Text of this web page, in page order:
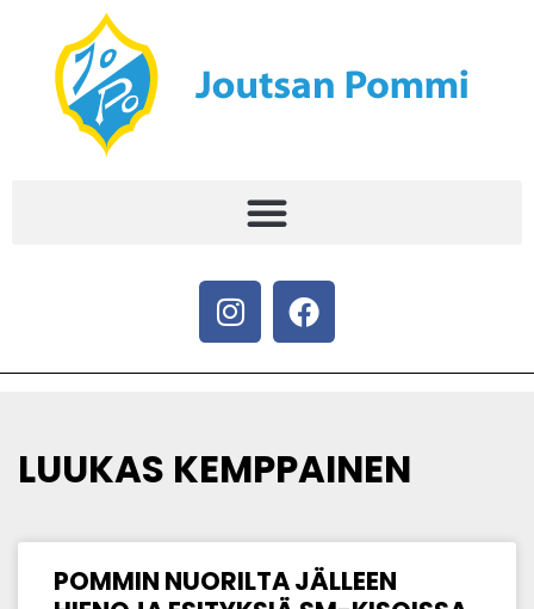
LUUKAS KEMPPAINEN
POMMIN NUORILTA JÄLLEEN